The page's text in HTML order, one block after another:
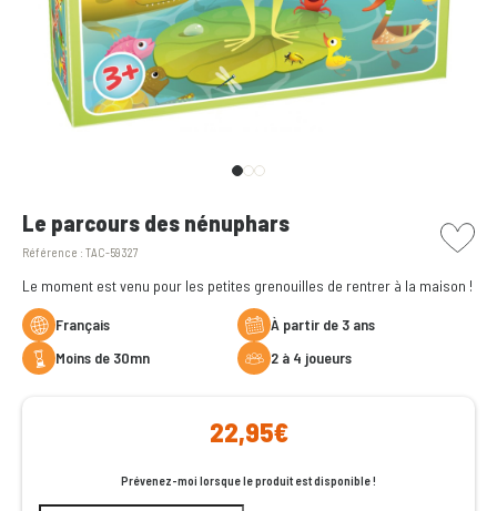
Le parcours des nénuphars
Référence : TAC-59327
picto
Le moment est venu pour les petites grenouilles de rentrer à la maison !
Français
à partir de 3 ans
moins de 30mn
2 à 4 joueurs
22,95€
Prévenez-moi lorsque le produit est disponible !